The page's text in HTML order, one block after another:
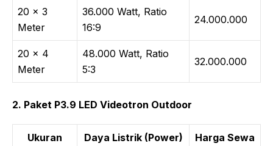
20 × 3
Meter
36.000 Watt, Ratio
16:9
24.000.000
20 × 4
Meter
48.000 Watt, Ratio
5:3
32.000.000
2. Paket P3.9 LED Videotron Outdoor
Ukuran
Daya Listrik (Power)
Harga Sewa